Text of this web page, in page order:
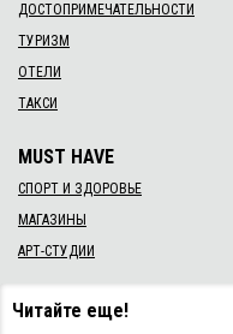
ДОСТОПРИМЕЧАТЕЛЬНОСТИ
ТУРИЗМ
ОТЕЛИ
ТАКСИ
MUST HAVE
СПОРТ И ЗДОРОВЬЕ
МАГАЗИНЫ
АРТ-СТУДИИ
Читайте еще!